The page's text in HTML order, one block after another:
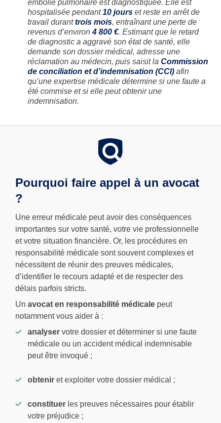
embolie pulmonaire est diagnostiquée. Elle est
hospitalisée pendant10 jours et reste en arrêt de
travail duranttrois mois, entraînant une perte de
revenus d’environ4 800 €. Estimant que le retard
de diagnostic a aggravé son état de santé, elle
demande son dossier médical, adresse une
réclamation au médecin, puis saisit la Commission
de conciliation et d’indemnisation (CCI) afin
qu’une expertise médicale détermine si une faute a
été commise et si elle peut obtenir une
indemnisation.
Pourquoi faire appel à un avocat
?
Une erreur médicale peut avoir des conséquences
importantes sur votre santé, votre vie professionnelle
et votre situation financière. Or, les procédures en
responsabilité médicale sont souvent complexes et
nécessitent de réunir des preuves médicales,
d’identifier le recours adapté et de respecter des
délais parfois stricts.
Un avocat en responsabilité médicale peut
notamment vous aider à :
analyser votre dossier et déterminer si une faute
médicale ou un accident médical indemnisable
peut être invoqué ;
obtenir et exploiter votre dossier médical ;
constituer les preuves nécessaires pour établir
votre préjudice ;